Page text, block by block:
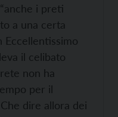
i preti
a una certa
Eccellentissimo
il celibato
non ha
per il
dire allora dei